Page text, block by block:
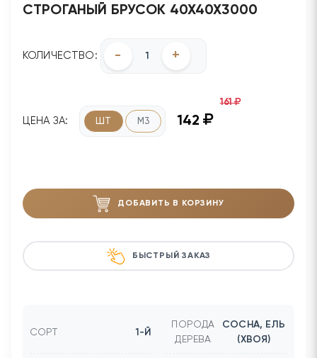
СТРОГАНЫЙ БРУСОК 40Х40Х3000
ЦЕНА ЗА: ШТ М3 142
161
КОЛИЧЕСТВО: - +
ДОБАВИТЬ В КОРЗИНУ
БЫСТРЫЙ ЗАКАЗ
СОРТ 1-Й
ПОРОДА
ДЕРЕВА
СОСНА, ЕЛЬ
(ХВОЯ)